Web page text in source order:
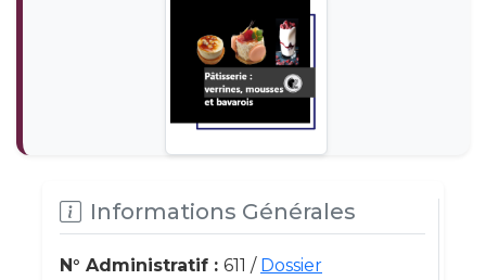
Informations Générales
N° Administratif : 611 / Dossier